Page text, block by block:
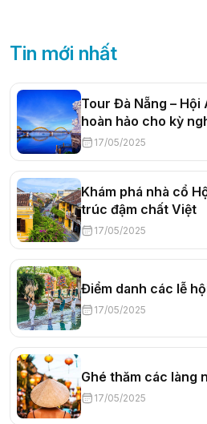
Tin mới nhất
Tour Đà Nẵng –
hoàn hảo cho kỳ
17/05/2025
Khám phá nhà cổ
trúc đậm chất Việt
17/05/2025
Điểm danh các lễ
17/05/2025
Ghé thăm các làng
17/05/2025